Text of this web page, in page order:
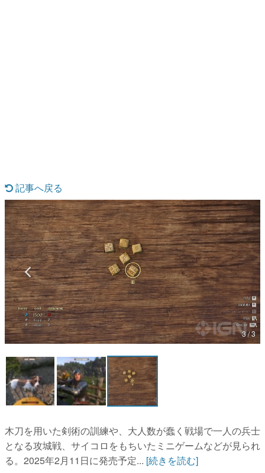
なんでゲームは面白い？
ゲーム開発者・hamatsu氏がゲームの魅力を画面や操作の
具体的な形から解き明かしていく、硬派で骨太な評論連載
です。
ゲームが変えた日本語
「経験値」「裏技」「ラスボス」… ゲームにまつわる言葉
の起源や用法の変遷を、コンピューター文化史研究家・タ
イニーP氏が徹底調査。
カテゴリ
特集記事
マンガ
女性向け
アプリレビュー
その他
電ファミニコゲーマーとは？
記事へ戻る
3 / 3
木刀を用いた剣術の訓練や、大人数が蠢く戦場で一人の兵士
となる攻城戦、サイコロをもちいたミニゲームなどが見られ
る。2025年2月11日に発売予定... [続きを読む]